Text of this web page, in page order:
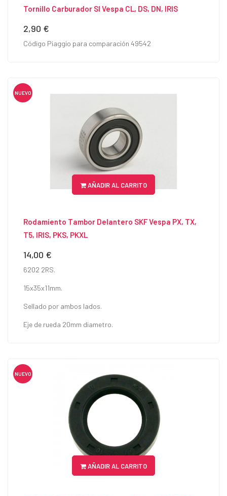
Tornillo Carburador SI Vespa CL, DS, DN, IRIS
Precio
2,90 €
Código Piaggio para comparación 49542
NUEVO
AÑADIR AL CARRITO
Rodamiento Tambor Delantero SKF Vespa PX, TX,
T5, IRIS, PKS, PKXL
Precio
14,00 €
6202 2RS.
15x35x11mm.
Sellado por ambos lados.
Eje de rueda 20mm diametro.
NUEVO
AÑADIR AL CARRITO